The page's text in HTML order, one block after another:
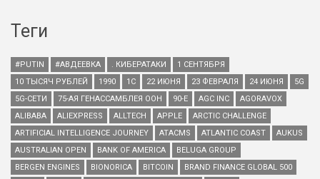
Теги
#PUTIN #АВДЕЕВКА . КИБЕРАТАКИ
1 СЕНТЯБРЯ
10 ТЫСЯЧ РУБЛЕЙ
1990 1С 22 ИЮНЯ 23 ФЕВРАЛЯ 24 ИЮНЯ
5G
5G-СЕТИ
75-АЯ ГЕНАССАМБЛЕЯ ООН 90-Е AGC INC
AGORAVOX
ALIBABA
ALIEXPRESS ALLTECH APPLE
ARCTIC CHALLENGE
ARTIFICIAL INTELLIGENCE JOURNEY
ATACMS ATLANTIC COAST
AUKUS
AUSTRALIAN OPEN
BANK OF AMERICA
BELUGA GROUP
BERGEN ENGINES
BIONORICA BITCOIN
BRAND FINANCE GLOBAL 500